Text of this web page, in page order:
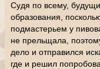
Судя по всему,
образования,
подмастерьем у
не прельщала,
дело и отправился
где и решил